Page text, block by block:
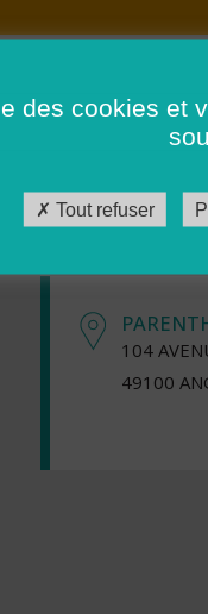
ADMR
3 RUE
104
49100
des cookies et
Tout refuser